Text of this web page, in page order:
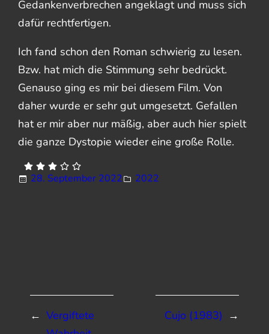
Gedankenverbrechen angeklagt und muss sich
dafür rechtfertigen.
Ich fand schon den Roman schwierig zu lesen.
Bzw. hat mich die Stimmung sehr bedrückt.
Genauso ging es mir bei diesem Film. Von
daher wurde er sehr gut umgesetzt. Gefallen
hat er mir aber nur mäßig, aber auch hier spielt
die ganze Dystopie wieder eine große Rolle.
28. September 2022 2022
← Vergiftete
→
Cujo (1983)